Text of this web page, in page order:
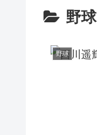
野球
野球